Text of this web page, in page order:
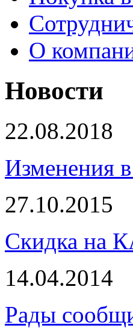
О
Новости
22.08.2018
Изменения
27.10.2015
Скидка на
14.04.2014
Рады